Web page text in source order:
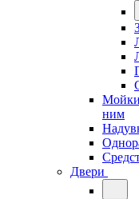
Мойки
ним
Двери